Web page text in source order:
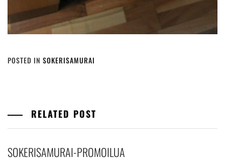
POSTED IN SOKERISAMURAI
RELATED POST
SOKERISAMURAI-PROMOILUA